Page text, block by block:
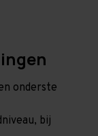
onderste
bij